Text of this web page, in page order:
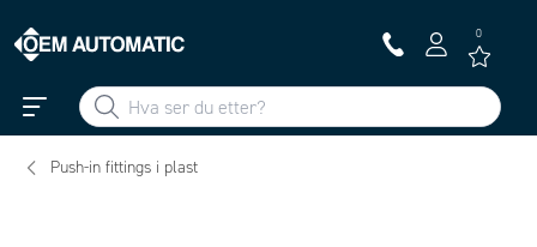
0
Push-in fittings i plast